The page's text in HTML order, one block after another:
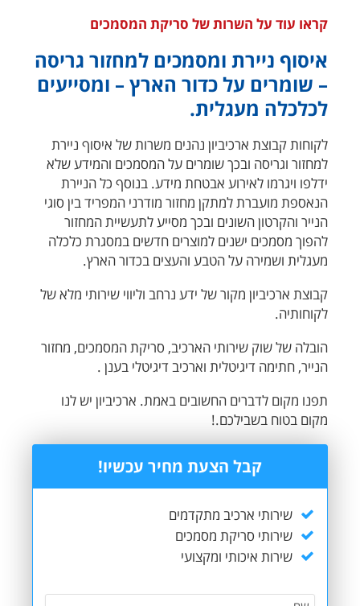
קראו עוד על השרות של סריקת המסמכים
איסוף ניירת ומסמכים למחזור גריסה
– שומרים על כדור הארץ – ומסייעים
לכלכלה מעגלית.
לקוחות קבוצת ארכיביון נהנים משרות של איסוף ניירת
למחזור וגריסה ובכך שומרים על המסמכים והמידע שלא
ידלפו ויגרמו לאירוע אבטחת מידע. בנוסף כל הניירת
הנאספת מועברת למתקן מחזור מודרני המפריד בין סוגי
הנייר והקרטון השונים ובכך מסייע לתעשיית המחזור
להפוך מסמכים ישנים למוצרים חדשים במסגרת כלכלה
מעגלית ושמירה על הטבע והעצים בכדור הארץ.
קבוצת ארכיביון מקור של ידע נרחב וליווי שירותי מלא של
לקוחותיה.
הובלה של שוק שירותי הארכיב, סריקת המסמכים, מחזור
הנייר, חתימה דיגיטלית וארכיב דיגיטלי בענן .
תפנו מקום לדברים החשובים באמת. ארכיביון יש לנו
מקום בטוח בשבילכם.!
קבל הצעת מחיר עכשיו!
שירותי ארכיב מתקדמים
שירותי סריקת מסמכים
שירות איכותי ומקצועי